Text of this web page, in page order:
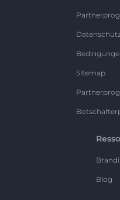
Sitemap
Blog